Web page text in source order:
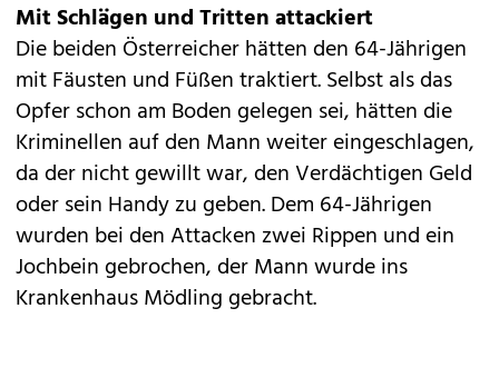
Mit Schlägen und Tritten attackiert
Die beiden Österreicher hätten den 64-Jährigen
mit Fäusten und Füßen traktiert. Selbst als das
Opfer schon am Boden gelegen sei, hätten die
Kriminellen auf den Mann weiter eingeschlagen,
da der nicht gewillt war, den Verdächtigen Geld
oder sein Handy zu geben. Dem 64-Jährigen
wurden bei den Attacken zwei Rippen und ein
Jochbein gebrochen, der Mann wurde ins
Krankenhaus Mödling gebracht.